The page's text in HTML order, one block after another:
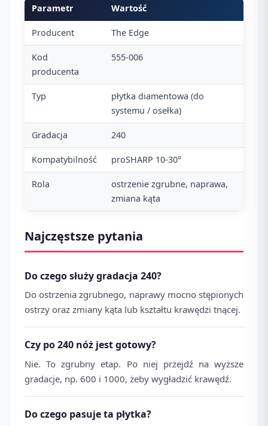
Parametr Wartość
Producent The Edge
Kod
producenta
555-006
Typ
płytka diamentowa (do
systemu / osełka)
Gradacja 240
Kompatybilność proSHARP 10-30°
Rola
ostrzenie zgrubne, naprawa,
zmiana kąta
Najczęstsze pytania
Do czego służy gradacja 240?
Do ostrzenia zgrubnego, naprawy mocno stępionych
ostrzy oraz zmiany kąta lub kształtu krawędzi tnącej.
Czy po 240 nóż jest gotowy?
Nie. To zgrubny etap. Po niej przejdź na wyższe
gradacje, np. 600 i 1000, żeby wygładzić krawędź.
Do czego pasuje ta płytka?